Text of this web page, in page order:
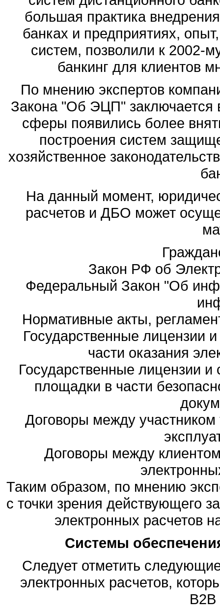
большая практика
банках и предприятиях,
систем, позволили к 2002-
банкинг для клиентов
По мнению экспертов
Закона "Об ЭЦП" заключается
сферы появились более
построения систем
хозяйственное
На данный момент,
расчетов и ДБО может
Закон РФ об
Федеральный Закон "Об
Нормативные акты,
Государственные лицензии
части оказания
Государственные лицензии и
площадки в части
Договоры между
Договоры между
Таким образом, по мнению
с точки зрения действующего
электронных расчетов
Системы
Следует отметить
электронных расчетов,